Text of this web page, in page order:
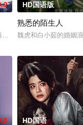
唱之姿被发掘出惊人天
爱妻的悲伤，意欲放弃
HD国语版
熟悉的陌生人
魏虎和白小茹的婚姻
HD国语